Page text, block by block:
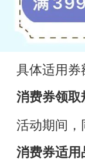
具体适用券
消费券领取
活动期间，
消费券适用